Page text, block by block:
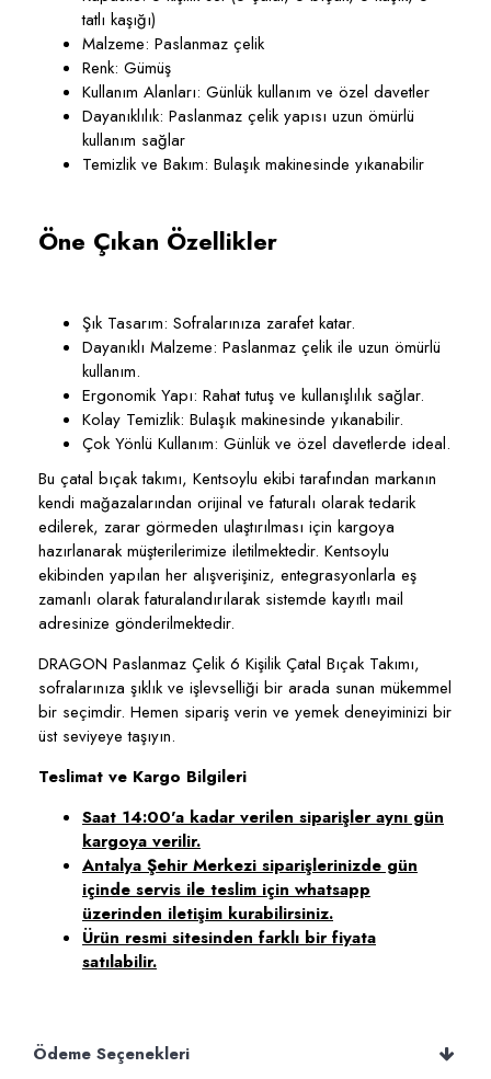
tatlı kaşığı)
Malzeme: Paslanmaz çelik
Renk: Gümüş
Kullanım Alanları: Günlük kullanım ve özel davetler
Dayanıklılık: Paslanmaz çelik yapısı uzun ömürlü
kullanım sağlar
Temizlik ve Bakım: Bulaşık makinesinde yıkanabilir
Öne Çıkan Özellikler
Şık Tasarım: Sofralarınıza zarafet katar.
Dayanıklı Malzeme: Paslanmaz çelik ile uzun ömürlü
kullanım.
Ergonomik Yapı: Rahat tutuş ve kullanışlılık sağlar.
Kolay Temizlik: Bulaşık makinesinde yıkanabilir.
Çok Yönlü Kullanım: Günlük ve özel davetlerde ideal.
Bu çatal bıçak takımı, Kentsoylu ekibi tarafından markanın
kendi mağazalarından orijinal ve faturalı olarak tedarik
edilerek, zarar görmeden ulaştırılması için kargoya
hazırlanarak müşterilerimize iletilmektedir. Kentsoylu
ekibinden yapılan her alışverişiniz, entegrasyonlarla eş
zamanlı olarak faturalandırılarak sistemde kayıtlı mail
adresinize gönderilmektedir.
DRAGON Paslanmaz Çelik 6 Kişilik Çatal Bıçak Takımı,
sofralarınıza şıklık ve işlevselliği bir arada sunan mükemmel
bir seçimdir. Hemen sipariş verin ve yemek deneyiminizi bir
üst seviyeye taşıyın.
Teslimat ve Kargo Bilgileri
Saat 14:00'a kadar verilen siparişler aynı gün
kargoya verilir.
Antalya Şehir Merkezi siparişlerinizde gün
içinde servis ile teslim için whatsapp
üzerinden iletişim kurabilirsiniz.
Ürün resmi sitesinden farklı bir fiyata
satılabilir.
Ödeme Seçenekleri